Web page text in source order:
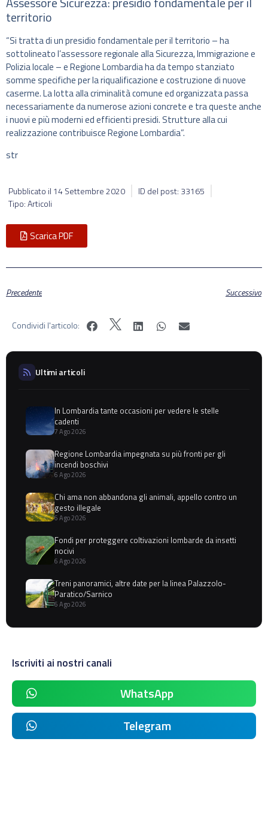
territorio
“Si tratta di un presidio fondamentale per il territorio – ha
sottolineato l’assessore regionale alla Sicurezza, Immigrazione e
Polizia locale – e Regione Lombardia ha da tempo stanziato
somme specifiche per la riqualificazione e costruzione di nuove
caserme. La lotta alla criminalità comune ed organizzata passa
necessariamente da numerose azioni concrete e tra queste anche
i nuovi e più moderni ed efficienti presidi. Strutture alla cui
realizzazione contribuisce Regione Lombardia”.
str
Pubblicato il 14 Settembre 2020
ID del post: 33165
Tipo: Articoli
Scarica PDF
Precedente Successivo
Condividi l'articolo:
Ultimi articoli
In Lombardia tante occasioni per vedere le stelle
cadenti
7 Ago 2026
Regione Lombardia impegnata su più fronti per gli
incendi boschivi
6 Ago 2026
Chi ama non abbandona gli animali, appello contro un
gesto illegale
6 Ago 2026
Fondi per proteggere coltivazioni lombarde da insetti
nocivi
6 Ago 2026
Treni panoramici, altre date per la linea Palazzolo-
Paratico/Sarnico
6 Ago 2026
Iscriviti ai nostri canali
WhatsApp
Telegram